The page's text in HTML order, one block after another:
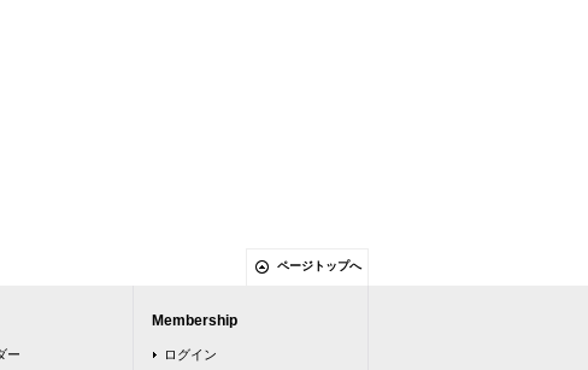
ページトップへ
ー
Membership
ログイン